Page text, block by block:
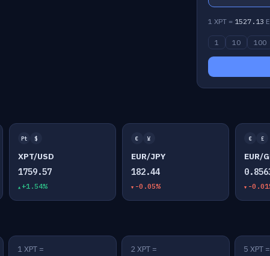
1 XPT = 1527.13
1 10 100
Pt $
XPT/USD
1759.57
+1.54%
€ ¥
EUR/JPY
182.44
-0.05%
€ £
EUR/
-
1 XPT = 2 XPT = 5 XPT =